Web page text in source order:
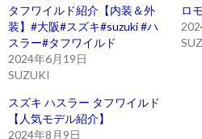
タフワイルド紹介【内装＆外
装】#大阪#スズキ#suzuki #ハ
スラー#タフワイルド
2024年6月19日
SUZUKI
ロ
スズキ ハスラー タフワイルド
【人気モデル紹介】
2024年8月9日